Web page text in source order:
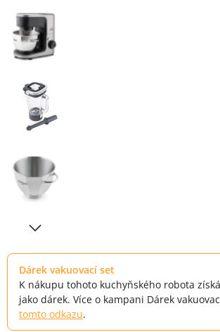
Dárek vakuovací set
K nákupu tohoto kuchyňského robota
jako dárek. Více o kampani Dárek
tomto odkazu.